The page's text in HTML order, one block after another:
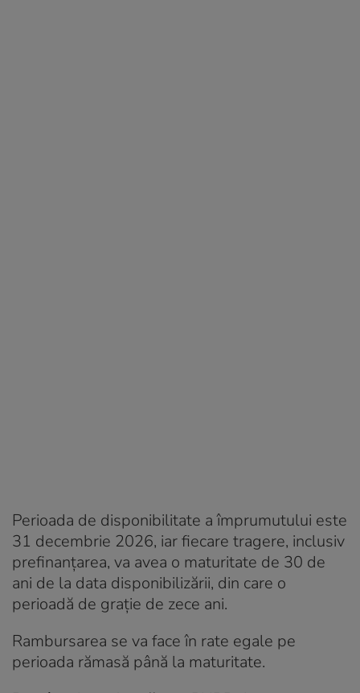
Perioada de disponibilitate a împrumutului este
31 decembrie 2026, iar fiecare tragere, inclusiv
prefinanţarea, va avea o maturitate de 30 de
ani de la data disponibilizării, din care o
perioadă de graţie de zece ani.
Rambursarea se va face în rate egale pe
perioada rămasă până la maturitate.